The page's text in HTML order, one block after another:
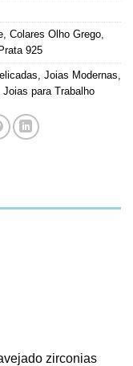
Colares Olho Grego
925
Joias Modernas
Joias para Trabalho
zirconias